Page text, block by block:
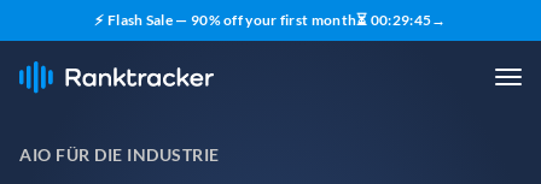
⚡ Flash Sale — 90% off your first month⏳ 00:29:44→
AIO FÜR DIE INDUSTRIE